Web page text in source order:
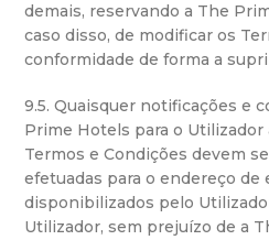
demais, reservando a The
caso disso, de modificar os
conformidade de forma a
9.5. Quaisquer notificações e
Prime Hotels para o
Termos e Condições devem
efetuadas para o endereço de
disponibilizados pelo
Utilizador, sem prejuízo de a